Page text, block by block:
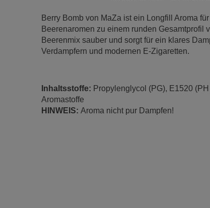
Berry Bomb von MaZa ist ein Longfill Aroma
Beerenaromen zu einem runden Gesamtprofil
Beerenmix sauber und sorgt für ein klares
Verdampfern und modernen E-Zigaretten.
Inhaltsstoffe: Propylenglycol (PG), E1520
Aromastoffe
HINWEIS: Aroma nicht pur Dampfen!